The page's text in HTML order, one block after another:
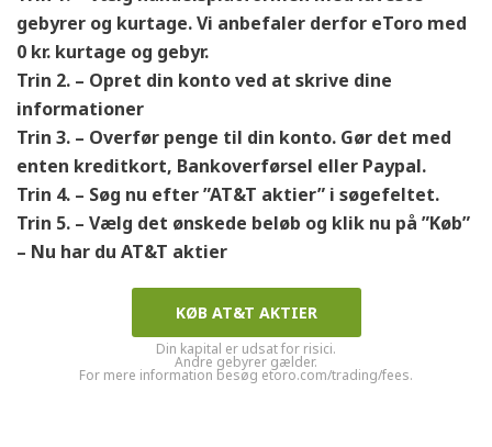
gebyrer og kurtage. Vi anbefaler derfor eToro med
0 kr. kurtage og gebyr.
Trin 2. – Opret din konto ved at skrive dine
informationer
Trin 3. – Overfør penge til din konto. Gør det med
enten kreditkort, Bankoverførsel eller Paypal.
Trin 4. – Søg nu efter ”AT&T aktier” i søgefeltet.
Trin 5. – Vælg det ønskede beløb og klik nu på ”Køb”
– Nu har du AT&T aktier
KØB AT&T AKTIER
Din kapital er udsat for risici.
Andre gebyrer gælder.
For mere information besøg etoro.com/trading/fees.